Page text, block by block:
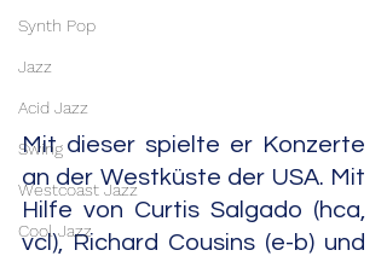
Synth Pop
Jazz
Acid Jazz
Swing
Westcoast Jazz
Cool Jazz
Mit dieser spielte er Konzerte
an der Westküste der USA. Mit
Hilfe von Curtis Salgado (hca,
vcl), Richard Cousins (e-b) und